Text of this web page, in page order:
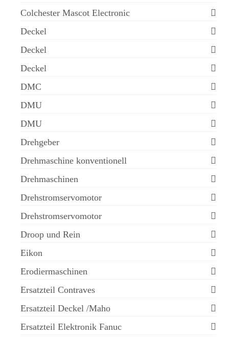
Colchester Mascot Electronic
Deckel
Deckel
Deckel
DMC
DMU
DMU
Drehgeber
Drehmaschine konventionell
Drehmaschinen
Drehstromservomotor
Drehstromservomotor
Droop und Rein
Eikon
Erodiermaschinen
Ersatzteil Contraves
Ersatzteil Deckel /Maho
Ersatzteil Elektronik Fanuc